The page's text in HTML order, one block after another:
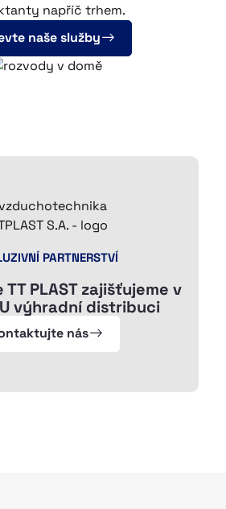
napříč trhem.
naše služby
PARTNERSTVÍ
PLAST zajišťujeme v
výhradní distribuci
nás